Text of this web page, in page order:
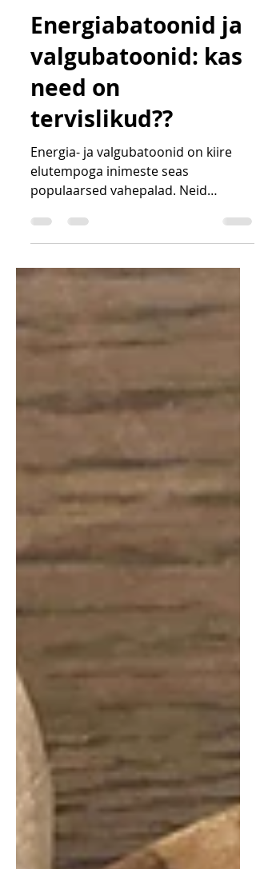
Mar 24, 2025
3 min read
Energiabatoonid ja
valgubatoonid: kas
need on
tervislikud??
Energia- ja valgubatoonid on kiire
elutempoga inimeste seas
populaarsed vahepalad. Neid
reklaamitakse kui energiat tõstvaid ja